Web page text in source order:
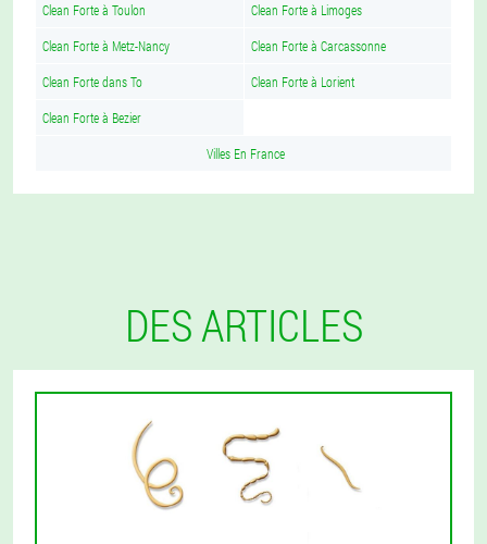
Clean Forte à Toulon Clean Forte à Limoges
Clean Forte à Metz-Nancy Clean Forte à Carcassonne
Clean Forte dans To Clean Forte à Lorient
Clean Forte à Bezier
Villes En France
DES ARTICLES